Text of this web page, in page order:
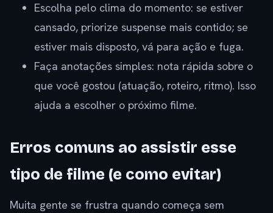
Escolha pelo clima do momento: se estiver
cansado, priorize suspense mais contido; se
estiver mais disposto, vá para ação e fuga.
Faça anotações simples: nota rápida sobre o
que você gostou (atuação, roteiro, ritmo). Isso
ajuda a escolher o próximo filme.
Erros comuns ao assistir esse
tipo de filme (e como evitar)
Muita gente se frustra quando começa sem